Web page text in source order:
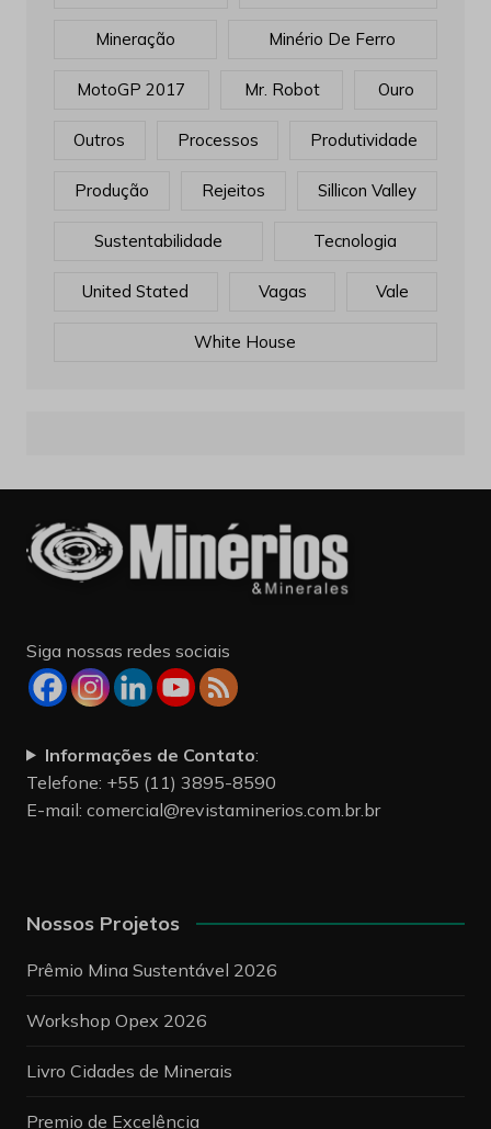
Mineração Minério De Ferro
MotoGP 2017 Mr. Robot Ouro
Outros Processos Produtividade
Produção Rejeitos Sillicon Valley
Sustentabilidade Tecnologia
United Stated Vagas Vale
White House
Siga nossas redes sociais
Informações de Contato:
Telefone: +55 (11) 3895-8590
E-mail: comercial@revistaminerios.com.br.br
Nossos Projetos
Prêmio Mina Sustentável 2026
Workshop Opex 2026
Livro Cidades de Minerais
Premio de Excelência